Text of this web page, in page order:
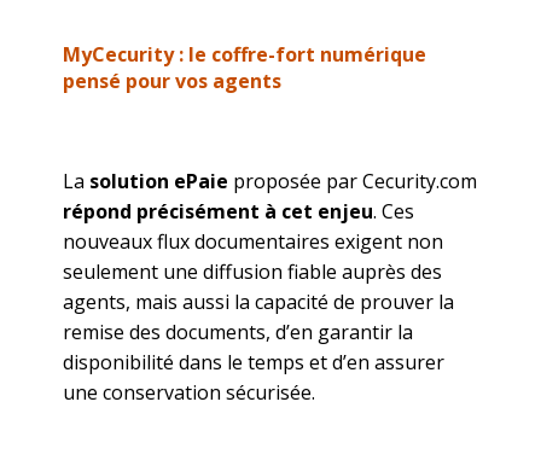
MyCecurity : le coffre-fort numérique
pensé pour vos agents
La solution ePaie proposée par Cecurity.com
répond précisément à cet enjeu. Ces
nouveaux flux documentaires exigent non
seulement une diffusion fiable auprès des
agents, mais aussi la capacité de prouver la
remise des documents, d’en garantir la
disponibilité dans le temps et d’en assurer
une conservation sécurisée.